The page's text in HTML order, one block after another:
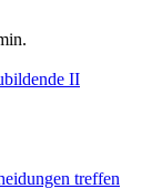
II
treffen